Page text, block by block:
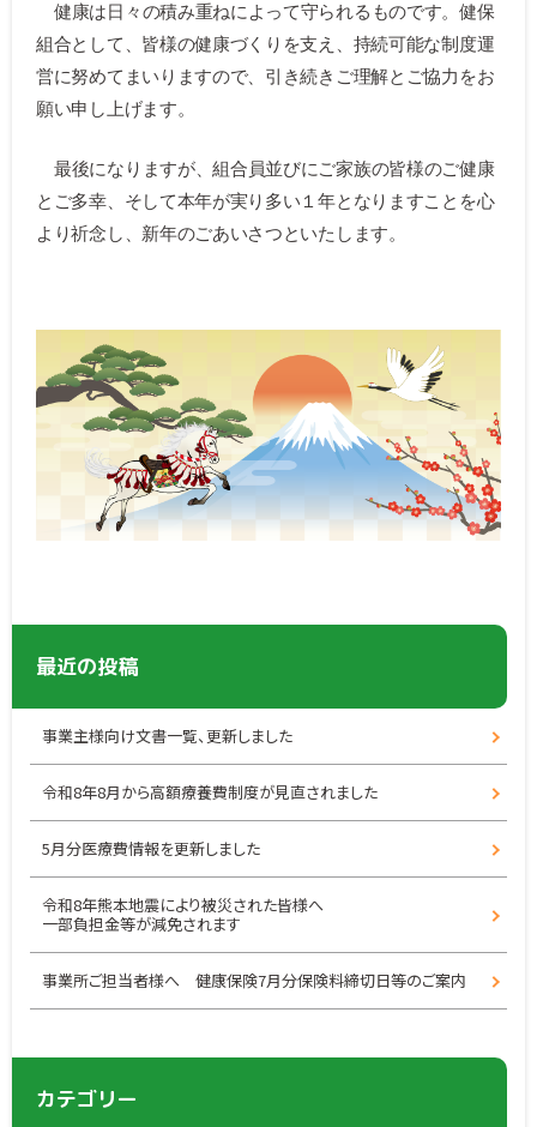
健康は日々の積み重ねによって守られるものです。健保
組合として、皆様の健康づくりを支え、持続可能な制度運
営に努めてまいりますので、引き続きご理解とご協力をお
願い申し上げます。
最後になりますが、組合員並びにご家族の皆様のご健康
とご多幸、そして本年が実り多い１年となりますことを心
より祈念し、新年のごあいさつといたします。
最近の投稿
事業主様向け文書一覧、更新しました
令和8年8月から高額療養費制度が見直されました
5月分医療費情報を更新しました
令和8年熊本地震により被災された皆様へ
一部負担金等が減免されます
事業所ご担当者様へ 健康保険7月分保険料締切日等のご案内
カテゴリー